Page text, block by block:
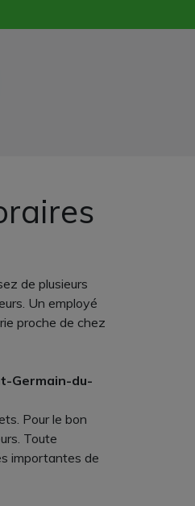
de plusieurs
Un employé
proche de chez
Germain-du-
Pour le bon
Toute
importantes de